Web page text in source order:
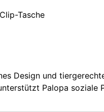
Tasche
Design und
Palopa